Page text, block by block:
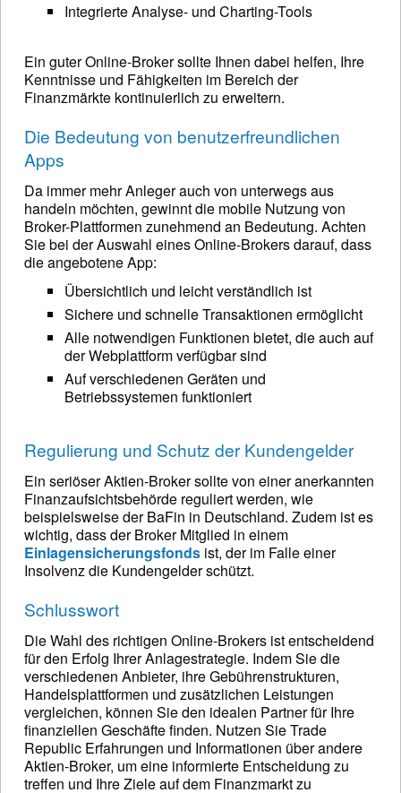
Integrierte Analyse- und Charting-Tools
Ein guter Online-Broker sollte Ihnen dabei helfen, Ihre
Kenntnisse und Fähigkeiten im Bereich der
Finanzmärkte kontinuierlich zu erweitern.
Die Bedeutung von benutzerfreundlichen
Apps
Da immer mehr Anleger auch von unterwegs aus
handeln möchten, gewinnt die mobile Nutzung von
Broker-Plattformen zunehmend an Bedeutung. Achten
Sie bei der Auswahl eines Online-Brokers darauf, dass
die angebotene App:
Übersichtlich und leicht verständlich ist
Sichere und schnelle Transaktionen ermöglicht
Alle notwendigen Funktionen bietet, die auch auf
der Webplattform verfügbar sind
Auf verschiedenen Geräten und
Betriebssystemen funktioniert
Regulierung und Schutz der Kundengelder
Ein seriöser Aktien-Broker sollte von einer anerkannten
Finanzaufsichtsbehörde reguliert werden, wie
beispielsweise der BaFin in Deutschland. Zudem ist es
wichtig, dass der Broker Mitglied in einem
Einlagensicherungsfonds ist, der im Falle einer
Insolvenz die Kundengelder schützt.
Schlusswort
Die Wahl des richtigen Online-Brokers ist entscheidend
für den Erfolg Ihrer Anlagestrategie. Indem Sie die
verschiedenen Anbieter, ihre Gebührenstrukturen,
Handelsplattformen und zusätzlichen Leistungen
vergleichen, können Sie den idealen Partner für Ihre
finanziellen Geschäfte finden. Nutzen Sie Trade
Republic Erfahrungen und Informationen über andere
Aktien-Broker, um eine informierte Entscheidung zu
treffen und Ihre Ziele auf dem Finanzmarkt zu